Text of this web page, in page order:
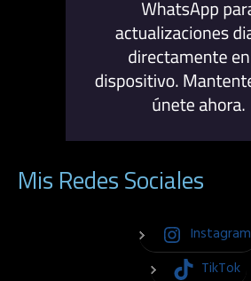
Mis Redes Sociales
Instagram
TikTok